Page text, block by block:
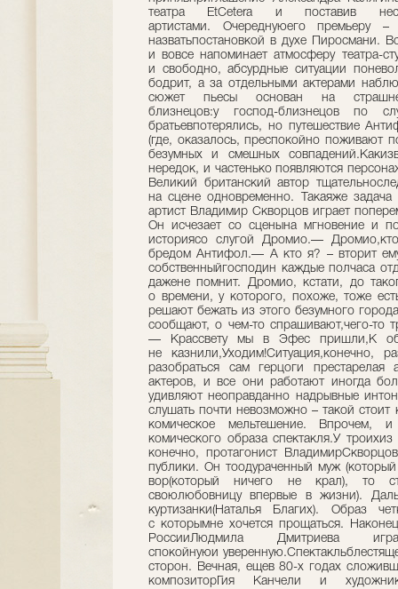
театра EtCetera и поставив
артистами. Очереднуюего
назватьпостановкой в духе Пиросмани.
и вовсе напоминает атмосферу театра-
и свободно, абсурдные ситуации
бодрит, а за отдельными актерами
сюжет пьесы основан на
близнецов:у господ-близнецов по
братьевпотерялись, но путешествие
(где, оказалось, преспокойно поживают
безумных и смешных
нередок, и частенько появляются
Великий британский автор
на сцене одновременно. Такаяже
артист Владимир Скворцов играет
Он исчезает со сценына мгновение и
историясо слугой Дромио.—
бредом Антифол.— А кто я? – вторит
собственныйгосподин каждые полчаса
дажене помнит. Дромио, кстати, до
о времени, у которого, похоже, тоже
решают бежать из этого безумного
сообщают, о чем-то спрашивают,чего-то
— Крассвету мы в Эфес пришли,К
не казнили,Уходим!Ситуация,конечно,
разобраться сам герцоги престарелая
актеров, и все они работают иногда
удивляют неоправданно надрывные
слушать почти невозможно – такой стоит
комическое мельтешение. Впрочем,
комического образа спектакля.У
конечно, протагонист
публики. Он тоодураченный муж
вор(который ничего не крал), то
своюлюбовницу впервые в жизни).
куртизанки(Наталья Благих). Образ
с которымне хочется прощаться.
РоссииЛюдмила Дмитриева
спокойнуюи
сторон. Вечная, ещев 80-х годах
композиторГия Канчели и